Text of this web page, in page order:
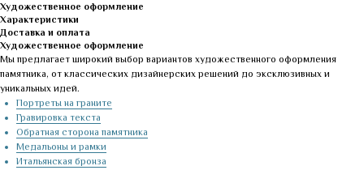
Художественное оформление
Характеристики
Доставка и оплата
Художественное оформление
Мы предлагает широкий выбор вариантов художественного оформления
памятника, от классических дизайнерских решений до эксклюзивных и
уникальных идей.
Портреты на граните
Гравировка текста
Обратная сторона памятника
Медальоны и рамки
Итальянская бронза